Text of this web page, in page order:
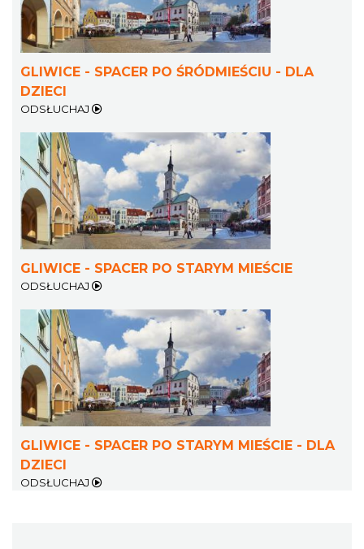
GLIWICE - SPACER PO ŚRÓDMIEŚCIU - DLA
DZIECI
ODSŁUCHAJ
GLIWICE - SPACER PO STARYM MIEŚCIE
ODSŁUCHAJ
GLIWICE - SPACER PO STARYM MIEŚCIE - DLA
DZIECI
ODSŁUCHAJ